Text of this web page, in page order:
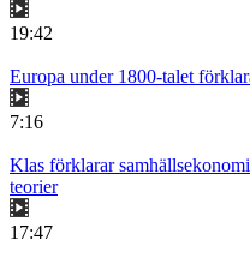
19:42
Europa under 1800-talet
7:16
Klas förklarar
teorier
17:47